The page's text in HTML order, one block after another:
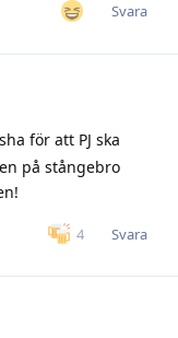
Svara
för att PJ ska
på stångebro
4 Svara